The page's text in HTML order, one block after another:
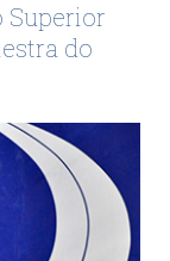
Superior
do